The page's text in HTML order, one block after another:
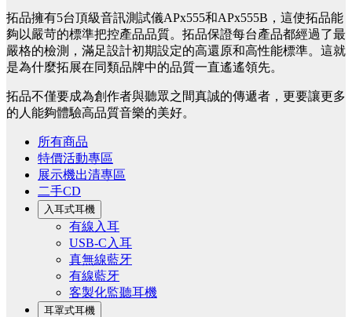
拓品擁有5台頂級音訊測試儀APx555和APx555B，這使拓品能
夠以嚴苛的標準把控產品品質。拓品保證每台產品都經過了最
嚴格的檢測，滿足設計初期設定的高還原和高性能標準。這就
是為什麼拓展在同類品牌中的品質一直遙遙領先。
拓品不僅要成為創作者與聽眾之間真誠的傳遞者，更要讓更多
的人能夠體驗高品質音樂的美好。
所有商品
特價活動專區
展示機出清專區
二手CD
入耳式耳機
有線入耳
USB-C入耳
真無線藍牙
有線藍牙
客製化監聽耳機
耳罩式耳機